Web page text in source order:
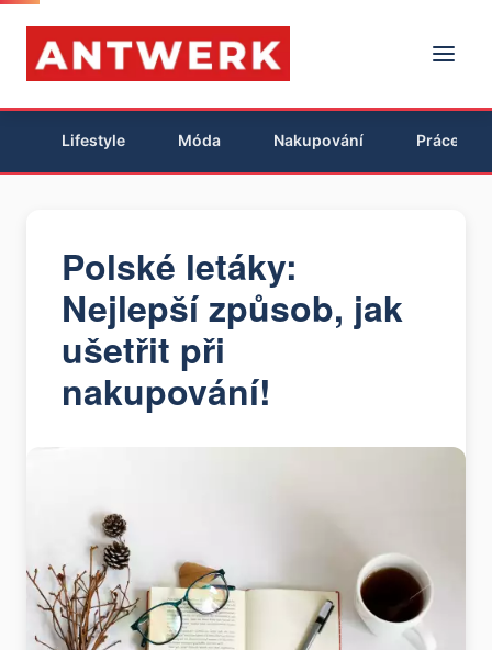
Lifestyle Móda Nakupování Práce
Polské letáky:
Nejlepší způsob, jak
ušetřit při
nakupování!